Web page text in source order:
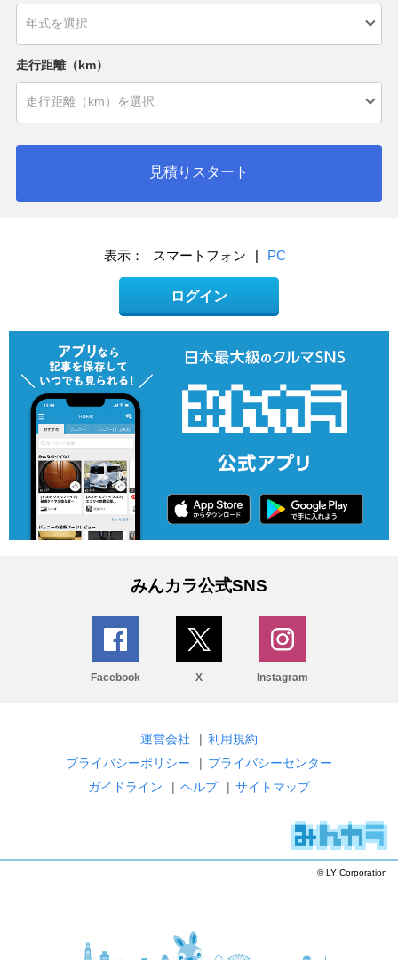
走行距離（km）
見積りスタート
表示： スマートフォン | PC
ログイン
みんカラ公式SNS
Facebook X Instagram
運営会社 | 利用規約
プライバシーポリシー
| プライバシーセンター
ガイドライン
| ヘルプ | サイトマップ
© LY Corporation